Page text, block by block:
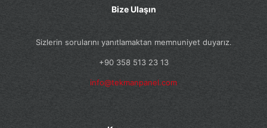
Bize Ulaşın
Sizlerin sorularını yanıtlamaktan memnuniyet duyarız.
+90 358 513 23 13
info@tekmanpanel.com